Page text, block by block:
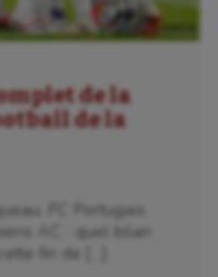
de la
de la
FC Portugais
AC : quel bilan
fin de […]